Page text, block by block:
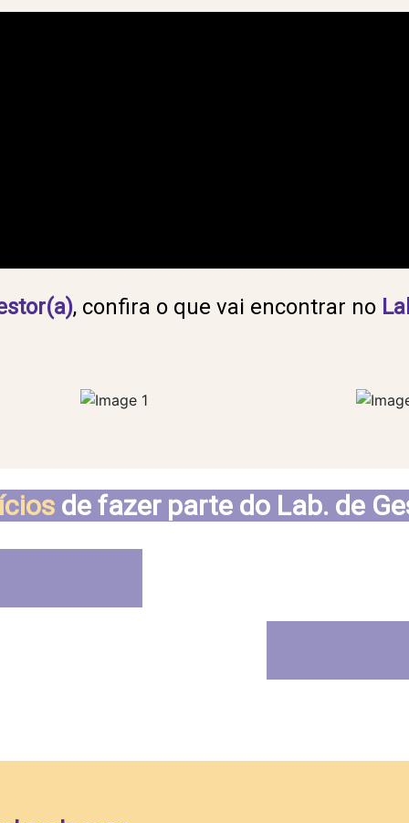
, confira o que vai encontrar no
de fazer parte do Lab. de